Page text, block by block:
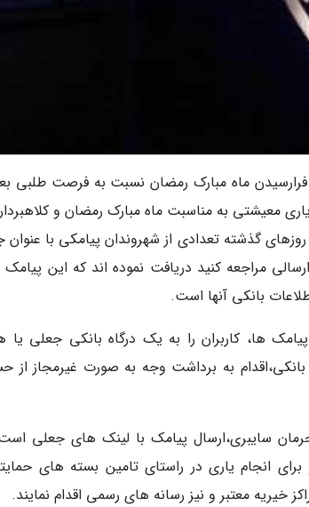
فرارسیدن ماه مبارک رمضان نسبت به فرصت طلبی
معیشتی به مناسبت ماه مبارک رمضان و
گذشته تعدادی از شهروندان پیامکی با
مراجعه کنید دریافت نموده اند که این
بانکی آنها است.
ها، کاربران را به یک درگاه بانکی جعلی یا
به برداشت وجه به صورت غیرمجاز از
سایبری،ارسال پیامک با لینک های جعلی
انجام یاری در راستای تامین بسته های
معتبر و نیز رسانه های رسمی اقدام نمایند.